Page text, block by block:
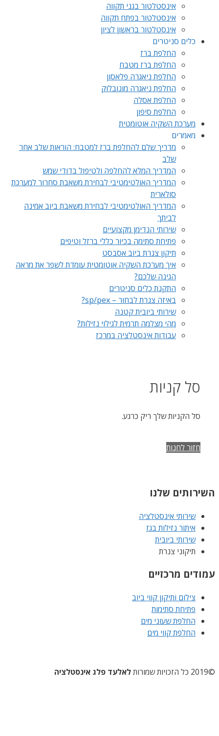
אינסטלטור בגני תקווה
אינסטלטור בפתח תקווה
אינסטלטור בראשון לציון
כלים סניטרים
החלפת ברז
החלפת ברז מטבח
החלפת ניאגרה פלאסון
החלפת ניאגרה מונובלוק
החלפת אסלה
החלפת סיפון
מערכת השקיה אוטומטית
מאמרים
מדריך שלם להחלפת ברז למטבח: הוראות שלב אחר
שלב
המדריך המלא להחלפה ולטיפול בדודי שמש
המדריך האולטימטיבי לבחירת משאבת סחרור למערכת
סולארית
המדריך האולטימטיבי לבחירת משאבת ביוב אמינה
לביתך
שירותי הנדימן מקצועיים
פתיחת סתימה בכיור כללי ברזל וטיפים
תיקון צנרת ביוב אסבסט
איך מערכת השקיה אוטומטית עומדת לשפר את מראה
הגינה שלכם?
התקנת כלים סניטרים
באיזה צנרת לבחור – sp/pex?
שירותי ביובית קטנה
מהי מצלמה תרמית לגילוי נזילות?
עבודות אינסטלציה במרכז
סל קניות
סל הקניות שלך ריק כרגע.
חזור לחנות
השירותים שלנו
שירותי אינסטלציה
איתור נזילות בגז
שירותי ביובית
תיקוני צנרת
עמודים מרכזיים
צילום ותיקון קווי ביוב
פתיחת סתימות
החלפת שעוני מים
החלפת קווי מים
©2019 כל הזכויות שמורות
לאלעד פלג אינסטלציה